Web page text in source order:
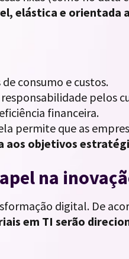
elástica e orientada
consumo e custos.
pelos
financeira.
permite que as
aos objetivos
na
digital. De
em TI serão